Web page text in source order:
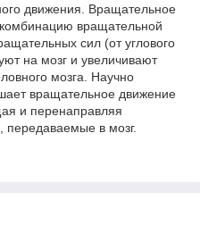
движения. Вращательное
вращательной
сил (от углового
на мозг и увеличивают
мозга. Научно
вращательное движение
и перенаправляя
в мозг.